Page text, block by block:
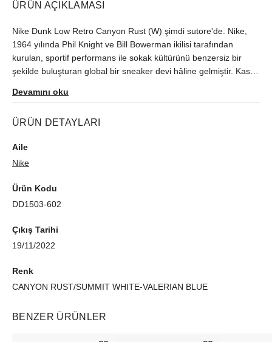
ÜRÜN AÇIKLAMASI
Nike Dunk Low Retro Canyon Rust (W) şimdi sutore'de. Nike,
1964 yılında Phil Knight ve Bill Bowerman ikilisi tarafından
kurulan, sportif performans ile sokak kültürünü benzersiz bir
şekilde buluşturan global bir sneaker devi hâline gelmiştir. Kasım
orijinallik kontrolünün ardından size ulaştırılır.
Devamını oku
ÜRÜN DETAYLARI
Aile
Nike
Ürün Kodu
DD1503-602
Çıkış Tarihi
19/11/2022
Renk
CANYON RUST/SUMMIT WHITE-VALERIAN BLUE
BENZER ÜRÜNLER